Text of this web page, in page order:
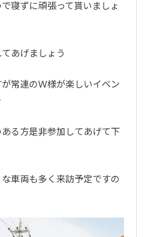
寝ずに頑張って貰いましょ
あげましょう
常連のＷ様が楽しいイベン
る方是非参加してあげて下
車両も多く来訪予定ですの